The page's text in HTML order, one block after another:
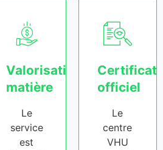
Valorisation
matière
Le
service
est
Certificat
officiel
Le
centre
VHU